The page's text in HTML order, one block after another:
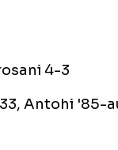
4-3
Antohi